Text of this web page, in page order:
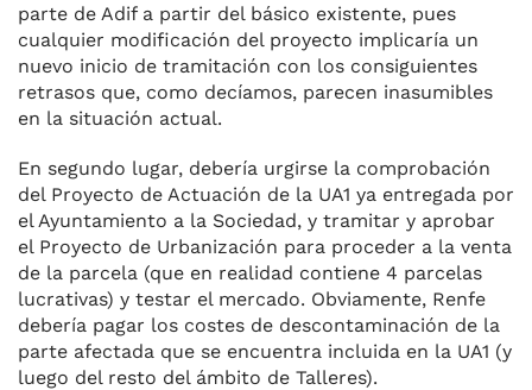
parte de Adif a partir del básico existente, pues
cualquier modificación del proyecto implicaría un
nuevo inicio de tramitación con los consiguientes
retrasos que, como decíamos, parecen inasumibles
en la situación actual.
En segundo lugar, debería urgirse la comprobación
del Proyecto de Actuación de la UA1 ya entregada por
el Ayuntamiento a la Sociedad, y tramitar y aprobar
el Proyecto de Urbanización para proceder a la venta
de la parcela (que en realidad contiene 4 parcelas
lucrativas) y testar el mercado. Obviamente, Renfe
debería pagar los costes de descontaminación de la
parte afectada que se encuentra incluida en la UA1 (y
luego del resto del ámbito de Talleres).